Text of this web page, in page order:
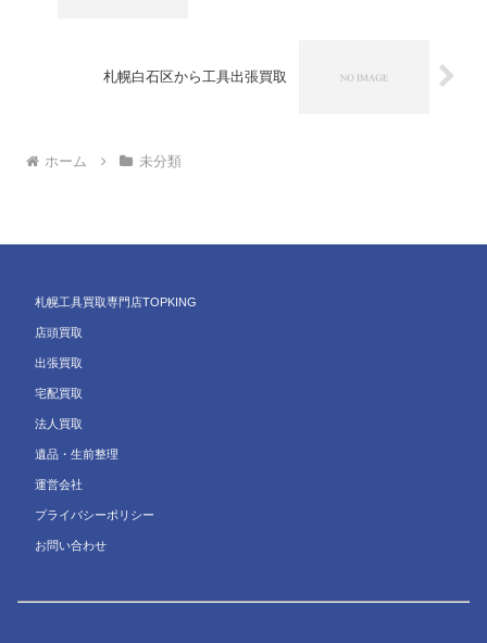
札幌白石区から工具出張買取
ホーム 未分類
札幌工具買取専門店TOPKING
店頭買取
出張買取
宅配買取
法人買取
遺品・生前整理
運営会社
プライバシーポリシー
お問い合わせ